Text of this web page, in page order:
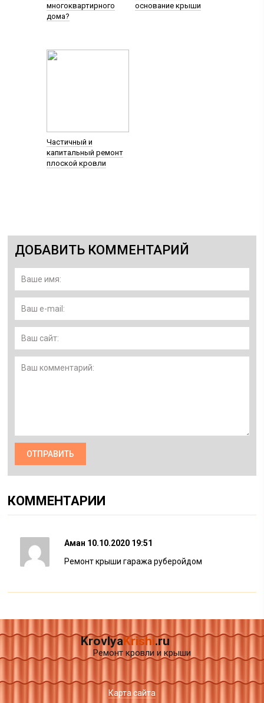
многоквартирного
дома?
основание крыши
Частичный и
капитальный ремонт
плоской кровли
ДОБАВИТЬ КОММЕНТАРИЙ
КОММЕНТАРИИ
Аман 10.10.2020 19:51
Ремонт крыши гаража руберойдом
KrovlyaKrishi.ru
Ремонт кровли и крыши
Карта сайта